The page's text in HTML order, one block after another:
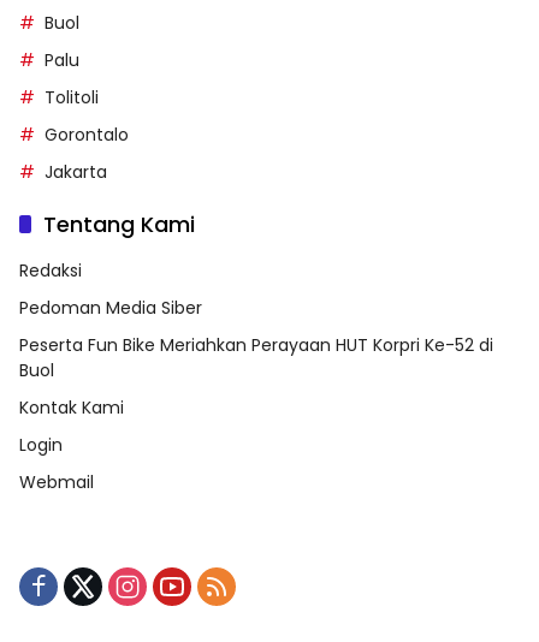
Buol
Palu
Tolitoli
Gorontalo
Jakarta
Tentang Kami
Redaksi
Pedoman Media Siber
Peserta Fun Bike Meriahkan Perayaan HUT Korpri Ke-52 di
Buol
Kontak Kami
Login
Webmail